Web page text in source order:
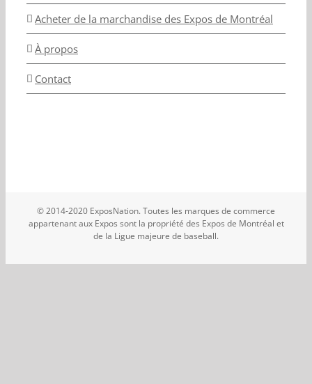
Acheter de la marchandise des Expos de Montréal
À propos
Contact
© 2014-2020 ExposNation. Toutes les marques de commerce
appartenant aux Expos sont la propriété des Expos de Montréal et
de la Ligue majeure de baseball.